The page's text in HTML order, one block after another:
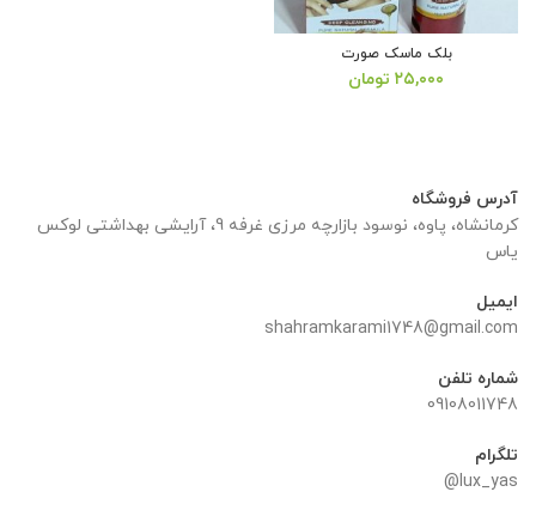
بلک ماسک صورت
۲۵,۰۰۰ تومان
آدرس فروشگاه
کرمانشاه، پاوه، نوسود بازارچه مرزی غرفه 9، آرایشی بهداشتی لوکس
یاس
ایمیل
shahramkarami1748@gmail.com
شماره تلفن
09108011748
تلگرام
lux_yas@